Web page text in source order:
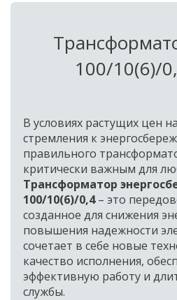
100/10(6)/
В условиях растущих цен
стремления к
правильного
Трансформатор
100/10(6)/0,4 – это
созданное для снижения
повышения надежности
сочетает в себе новые
качество исполнения,
эффективную работу и
службы.